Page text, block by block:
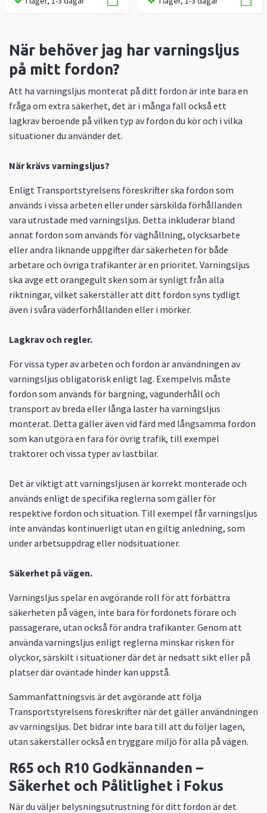
När behöver jag har varningsljus
på mitt fordon?
Att ha varningsljus monterat på ditt fordon är inte bara en
fråga om extra säkerhet, det är i många fall också ett
lagkrav beroende på vilken typ av fordon du kör och i vilka
situationer du använder det.
När krävs varningsljus?
Enligt Transportstyrelsens föreskrifter ska fordon som
används i vissa arbeten eller under särskilda förhållanden
vara utrustade med varningsljus. Detta inkluderar bland
annat fordon som används för väghållning, olycksarbete
eller andra liknande uppgifter där säkerheten för både
arbetare och övriga trafikanter är en prioritet. Varningsljus
ska avge ett orangegult sken som är synligt från alla
riktningar, vilket säkerställer att ditt fordon syns tydligt
även i svåra väderförhållanden eller i mörker.
Lagkrav och regler.
För vissa typer av arbeten och fordon är användningen av
varningsljus obligatorisk enligt lag. Exempelvis måste
fordon som används för bärgning, vägunderhåll och
transport av breda eller långa laster ha varningsljus
monterat. Detta gäller även vid färd med långsamma fordon
som kan utgöra en fara för övrig trafik, till exempel
traktorer och vissa typer av lastbilar.
Det är viktigt att varningsljusen är korrekt monterade och
används enligt de specifika reglerna som gäller för
respektive fordon och situation. Till exempel får varningsljus
inte användas kontinuerligt utan en giltig anledning, som
under arbetsuppdrag eller nödsituationer.
Säkerhet på vägen.
Varningsljus spelar en avgörande roll för att förbättra
säkerheten på vägen, inte bara för fordonets förare och
passagerare, utan också för andra trafikanter. Genom att
använda varningsljus enligt reglerna minskar risken för
olyckor, särskilt i situationer där det är nedsatt sikt eller på
platser där oväntade hinder kan uppstå.
Sammanfattningsvis är det avgörande att följa
Transportstyrelsens föreskrifter när det gäller användningen
av varningsljus. Det bidrar inte bara till att du följer lagen,
utan säkerställer också en tryggare miljö för alla på vägen.
R65 och R10 Godkännanden –
Säkerhet och Pålitlighet i Fokus
När du väljer belysningsutrustning för ditt fordon är det